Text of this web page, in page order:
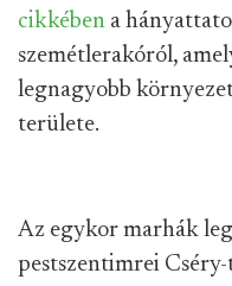
cikkében a
szemétlerakóról,
legnagyobb
területe.
Az egykor marhák
pestszentimrei